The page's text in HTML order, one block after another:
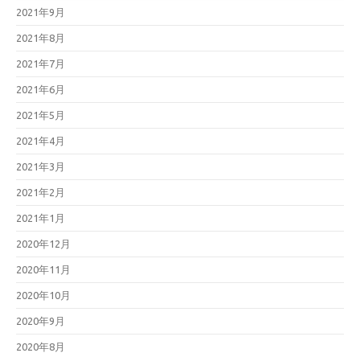
2021年9月
2021年8月
2021年7月
2021年6月
2021年5月
2021年4月
2021年3月
2021年2月
2021年1月
2020年12月
2020年11月
2020年10月
2020年9月
2020年8月